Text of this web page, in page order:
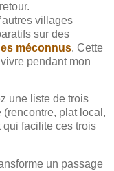
villages
sur des
méconnus. Cette
pendant mon
une liste de trois
plat local,
qui facilite ces trois
un passage